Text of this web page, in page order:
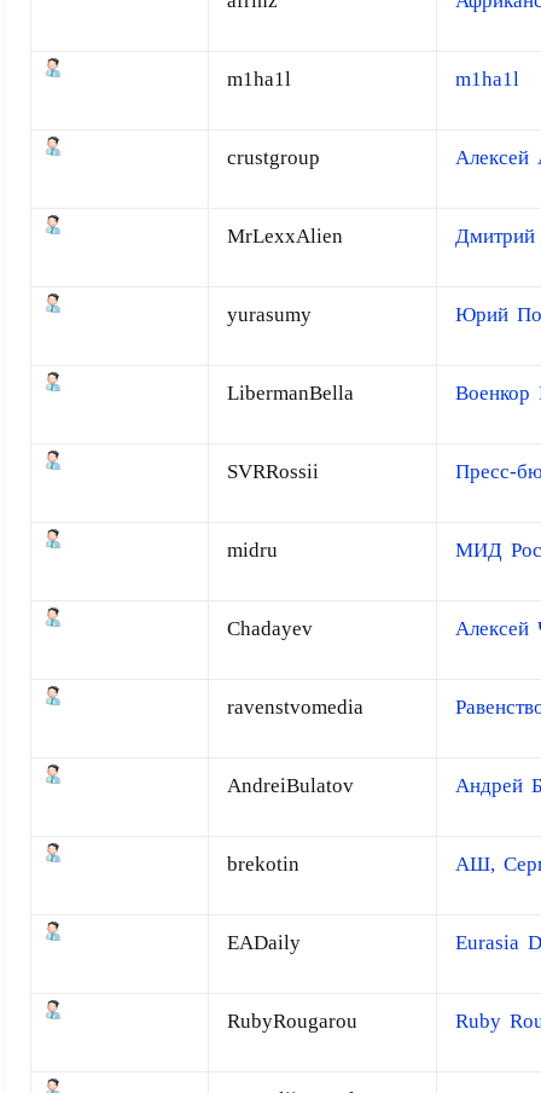
m1ha1l m1ha1l
crustgroup Алексей
MrLexxAlien Дмитрий
yurasumy Юрий
LibermanBella Военкор
SVRRossii Пресс-
midru МИД
Chadayev Алексей
ravenstvomedia
AndreiBulatov Андрей
brekotin АШ,
EADaily Eurasia
RubyRougarou Ruby